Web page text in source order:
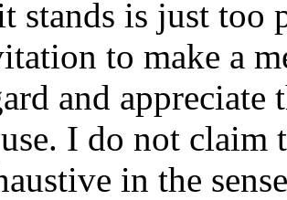
stands is just
to make a
and appreciate
I do not claim
in the